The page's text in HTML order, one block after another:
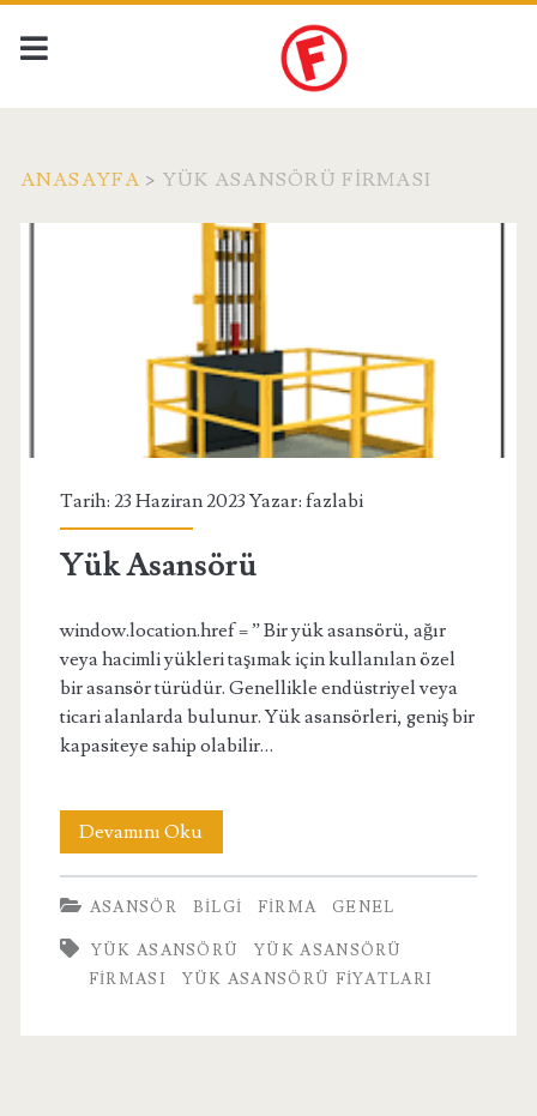
ANASAYFA > YÜK ASANSÖRÜ FIRMASI
<span>yük
asansörü
firması</span>
Tarih: 23 Haziran 2023 Yazar: fazlabi
Yük Asansörü
window.location.href = ” Bir yük asansörü, ağır
veya hacimli yükleri taşımak için kullanılan özel
bir asansör türüdür. Genellikle endüstriyel veya
ticari alanlarda bulunur. Yük asansörleri, geniş bir
kapasiteye sahip olabilir…
Devamını OkuYük
Asansörü
ASANSÖR BILGI FIRMA GENEL
YÜK ASANSÖRÜ
YÜK ASANSÖRÜ
FIRMASI
YÜK ASANSÖRÜ FIYATLARI